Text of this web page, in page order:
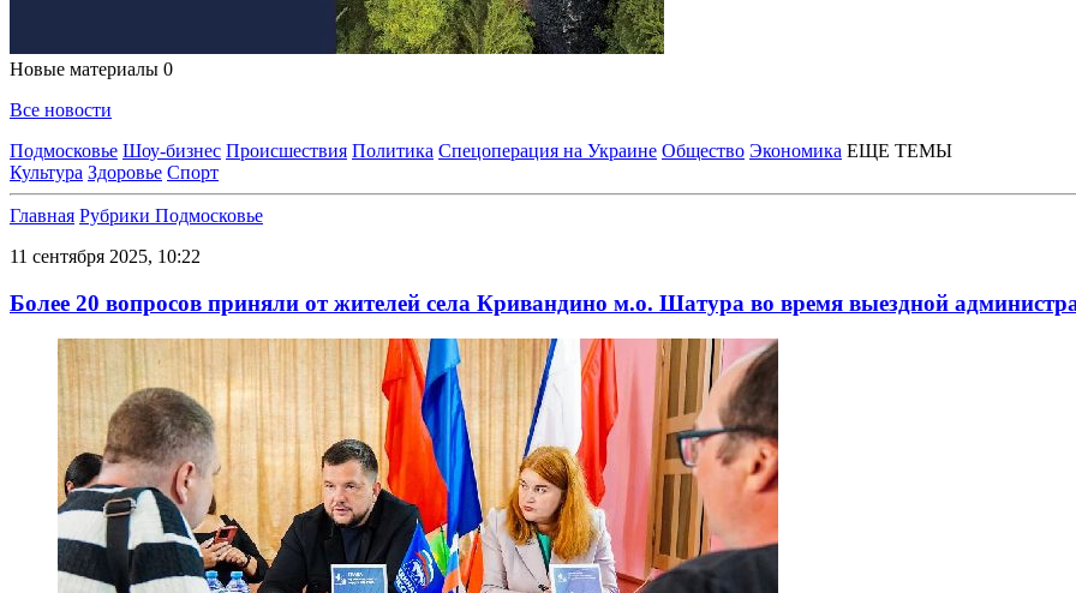
Новые материалы 0
Все новости
Подмосковье Шоу-бизнес Происшествия Политика Спецоперация на Украине Общество Экономика ЕЩЕ ТЕМЫ
Культура Здоровье Спорт
Главная Рубрики Подмосковье
11 сентября 2025, 10:22
Более 20 вопросов приняли от жителей села Кривандино м.о. Шатура во время выездной